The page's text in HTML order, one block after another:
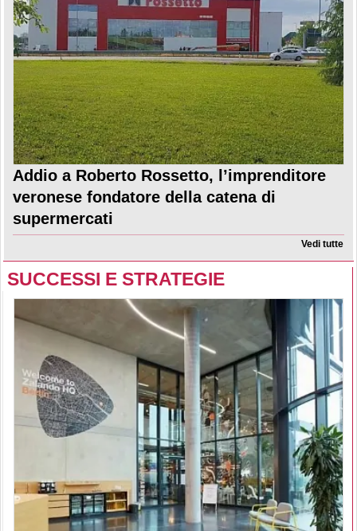
Addio a Roberto Rossetto, l’imprenditore
veronese fondatore della catena di
supermercati
Vedi tutte
SUCCESSI E STRATEGIE